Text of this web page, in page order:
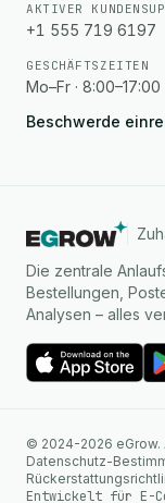
AKTIVER
+1 555 719 6197
GESCHÄFTSZEITEN
Mo–Fr · 8:00–17:00
Beschwerde
Die zentrale
Bestellungen,
Analysen – alles
© 2024-2026 eGrow.
Datenschutz-
Entwickelt für E-